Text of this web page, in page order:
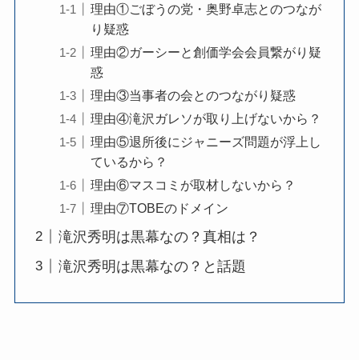
理由①ごぼうの党・奥野卓志とのつなが
り疑惑
理由②ガーシーと創価学会会員繋がり疑
惑
理由③当事者の会とのつながり疑惑
理由④滝沢ガレソが取り上げないから？
理由⑤退所後にジャニーズ問題が浮上し
ているから？
理由⑥マスコミが取材しないから？
理由⑦TOBEのドメイン
滝沢秀明は黒幕なの？真相は？
滝沢秀明は黒幕なの？と話題